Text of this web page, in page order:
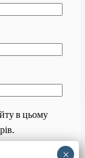
в цьому